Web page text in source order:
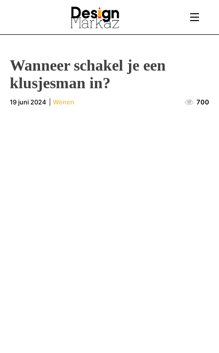
Wanneer schakel je een
klusjesman in?
19 juni 2024 Wonen 700